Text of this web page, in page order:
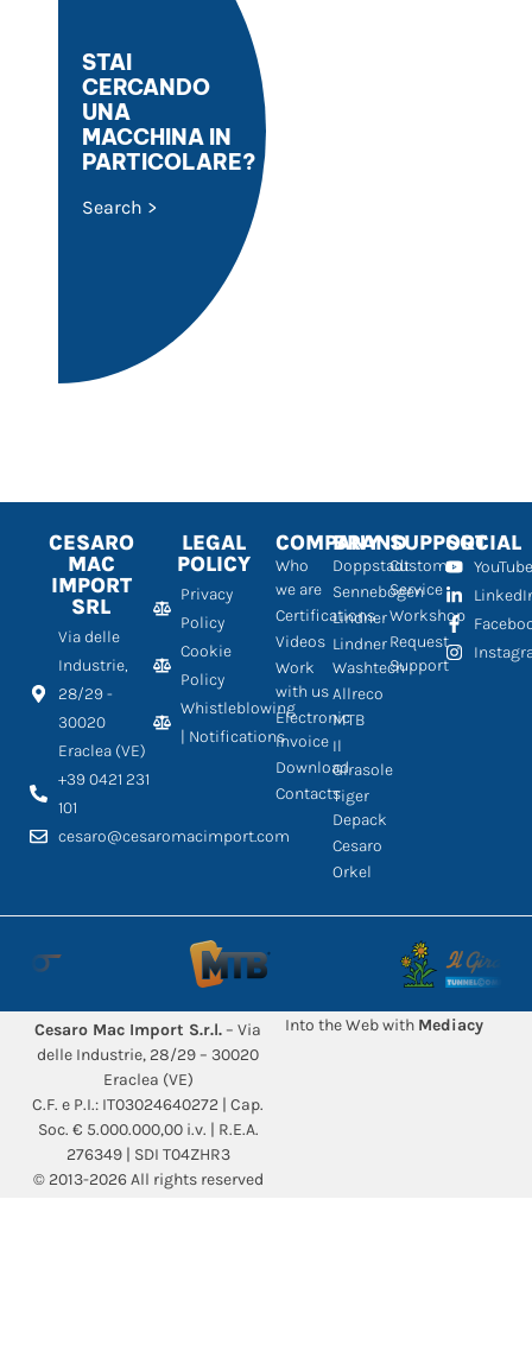
STAI
CERCANDO
UNA
MACCHINA IN
PARTICOLARE?
Search >
CESARO
MAC
IMPORT
SRL
Via delle
Industrie,
28/29 -
30020
Eraclea (VE)
+39 0421 231
101
cesaro@cesaromacimport.com
LEGAL
POLICY
Privacy
Policy
Cookie
Policy
Whistleblowing
| Notifications
COMPANY
Who
we are
Certifications
Videos
Work
with us
Electronic
Invoice
Download
Contacts
BRAND
Doppstadt
Sennebogen
Lindner
Lindner
Washtech
Allreco
MTB
Il
Girasole
Tiger
Depack
Cesaro
Orkel
SUPPORT
Customer
Service
Workshop
Request
Support
SOCIAL
Cesaro Mac Import S.r.l. – Via
delle Industrie, 28/29 – 30020
Eraclea (VE)
C.F. e P.I.: IT03024640272 | Cap.
Soc. € 5.000.000,00 i.v. | R.E.A.
276349 | SDI T04ZHR3
© 2013-2026 All rights reserved
Into the Web with Mediacy